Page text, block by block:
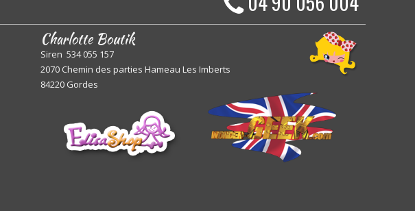
Charlotte Boutik
Siren 534 055 157
2070 Chemin des parties Hameau Les Imberts
84220 Gordes